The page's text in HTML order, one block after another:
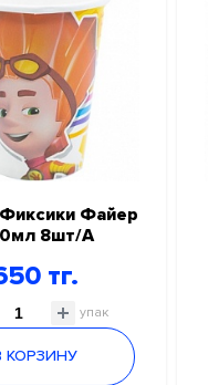
Файер
8шт/A
тг.
упак
КОРЗИНУ